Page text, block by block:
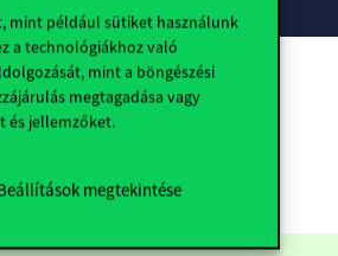
mint például sütiket használunk
a technológiákhoz való
mint a böngészési
megtagadása vagy
és jellemzőket.
megtekintése